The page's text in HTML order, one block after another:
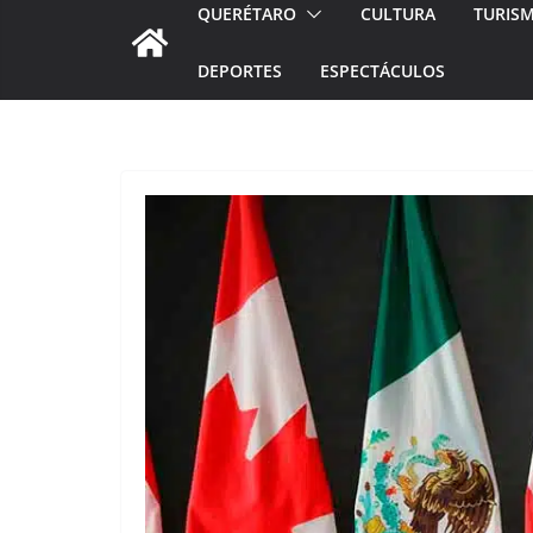
QUERÉTARO CULTURA
DEPORTES ESPECTÁCULOS